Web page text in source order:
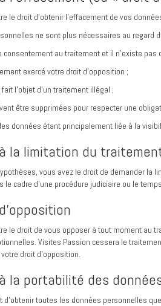
le droit d’obtenir l’effacement de vos
ne sont plus nécessaires au regard
consentement au traitement et il n’existe pas
exercé votre droit d’opposition ;
l’objet d’un traitement illégal ;
être supprimées pour respecter une
données étant principalement liée à la
la limitation du
vous avez le droit de demander la
le cadre d’une procédure judiciaire ou le
le droit de vous opposer à tout moment au
Visites Passion cessera le
droit d’opposition.
la portabilité des
d’obtenir toutes les données personnelles